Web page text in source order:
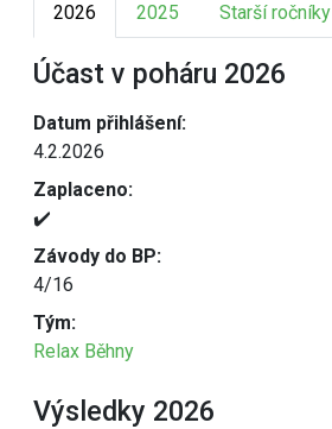
2026 2025 Starší ročníky
Účast v poháru 2026
Datum přihlášení:
4.2.2026
Zaplaceno:
✔️
Závody do BP:
4/16
Tým:
Relax Běhny
Výsledky 2026